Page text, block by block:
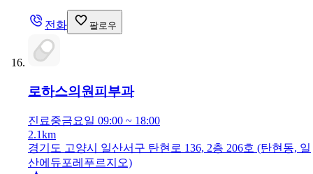
전화 팔로우
로하스의원 피부과
진료중금요일 09:00 ~ 18:00
2.1km
경기도 고양시 일산서구 탄현로 136, 2층 206호 (탄현동, 일
산에듀포레푸르지오)